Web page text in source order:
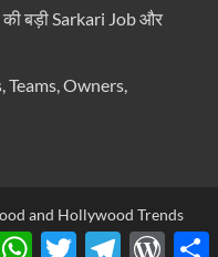
बड़ी Sarkari Job और
Owners,
and Hollywood Trends
WhatsApp
TwitterTelegram